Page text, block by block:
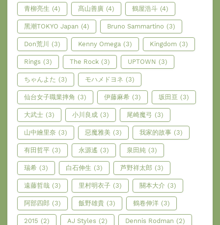
青柳亮生 (4) 髙山善廣 (4) 鶴屋浩斗 (4)
黑潮TOKYO Japan (4) Bruno Sammartino (3)
Don荒川 (3) Kenny Omega (3) Kingdom (3)
Rings (3) The Rock (3) UPTOWN (3)
ちゃんよた (3) モハメドヨネ (3)
仙台女子職業摔角 (3) 伊藤麻希 (3) 坂田亘 (3)
大武士 (3) 小川良成 (3) 尾崎魔弓 (3)
山中繪里奈 (3) 惡魔雅美 (3) 我家的故事 (3)
有田哲平 (3) 永源遙 (3) 泉田純 (3)
瑞希 (3) 白石伸生 (3) 芦野祥太郎 (3)
遠藤哲哉 (3) 里村明衣子 (3) 關本大介 (3)
阿部四郎 (3) 飯野雄貴 (3) 鶴卷伸洋 (3)
2015 (2) AJ Styles (2) Dennis Rodman (2)